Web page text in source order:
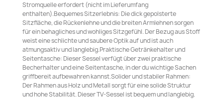
Stromquelle erfordert (nicht im Lieferumfang
enthalten).Bequemes Sitzerlebnis: Die dick gepolsterte
Sitzfläche, die Rückenlehne und die breiten Armlehnen sorgen
für ein behagliches und wohliges Sitzgefühl. Der Bezug aus Stoff
weist eine schlichte und saubere Optik auf und ist auch
atmungsaktiv und langlebig.Praktische Getränkehalter und
Seitentasche: Dieser Sessel verfügt über zwei praktische
Becherhalter und eine Seitentasche, in der du wichtige Sachen
griffbereit aufbewahren kannst.Solider und stabiler Rahmen:
Der Rahmen aus Holz und Metall sorgt für eine solide Struktur
und hohe Stabilität. Dieser TV-Sessel ist bequem und langlebig.